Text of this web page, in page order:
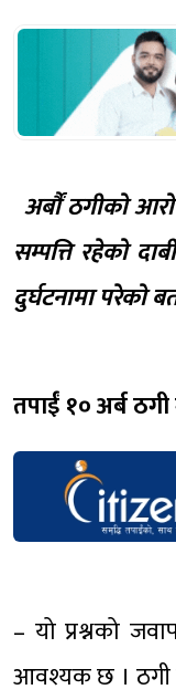
अर्बौं ठगीको
सम्पत्ति रहेको
दुर्घटनामा परेको
तपाईं १० अर्ब
– यो प्रश्नको
आवश्यक छ । ठगी